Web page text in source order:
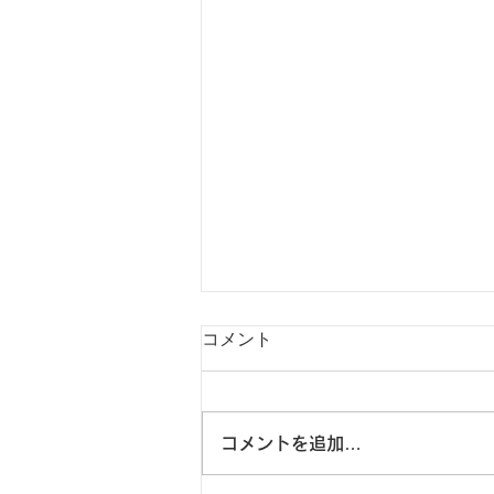
この重機…
コメント
コメントを追加…